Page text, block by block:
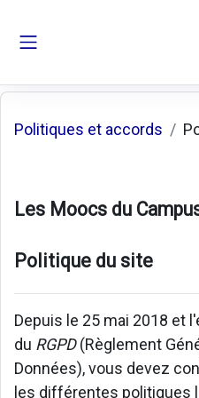
Politiques et accords
Les Moocs du
Politique du site
Depuis le 25 mai 2018 et
du RGPD(Règlement
Données), vous devez
les différentes politiques